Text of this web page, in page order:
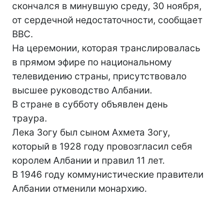
скончался в минувшую среду, 30 ноября,
от сердечной недостаточности, сообщает
BBC.
На церемонии, которая транслировалась
в прямом эфире по национальному
телевидению страны, присутствовало
высшее руководство Албании.
В стране в субботу объявлен день
траура.
Лека Зогу был сыном Ахмета Зогу,
который в 1928 году провозгласил себя
королем Албании и правил 11 лет.
В 1946 году коммунистические правители
Албании отменили монархию.